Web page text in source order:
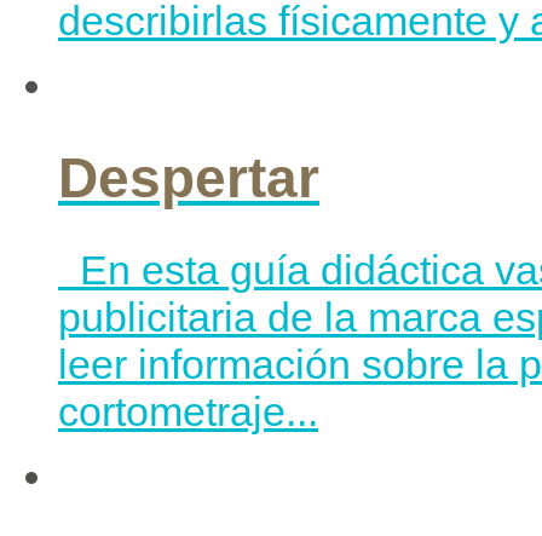
describirlas físicamente y
Despertar
En esta guía didáctica
publicitaria de la marca
leer información sobre la
cortometraje...